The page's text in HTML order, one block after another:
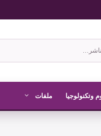
وتكنولوجيا ملفات